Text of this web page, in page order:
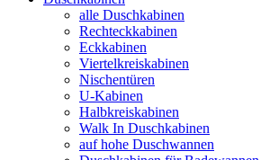
alle Duschkabinen
Rechteckkabinen
Eckkabinen
Viertelkreiskabinen
Nischentüren
U-Kabinen
Halbkreiskabinen
Walk In Duschkabinen
auf hohe Duschwannen